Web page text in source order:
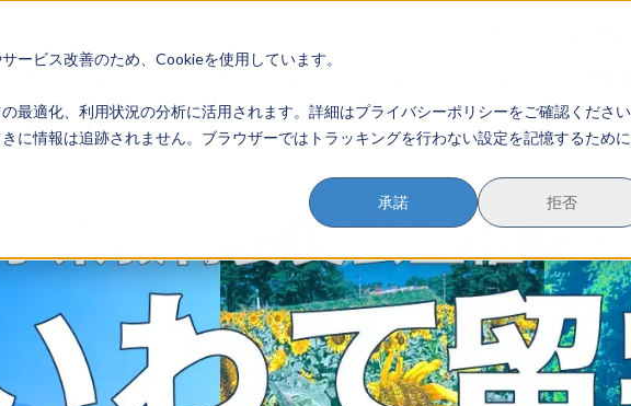
ービス改善のため、Cookieを使用しています。
最適化、利用状況の分析に活用されます。詳細はプライバシーポリシーをご確認くださ
に情報は追跡されません。ブラウザーではトラッキングを行わない設定を記憶するため
承諾 拒否